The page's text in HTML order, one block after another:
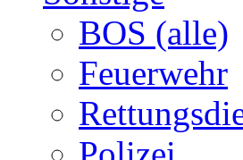
BOS (alle)
Feuerwehr